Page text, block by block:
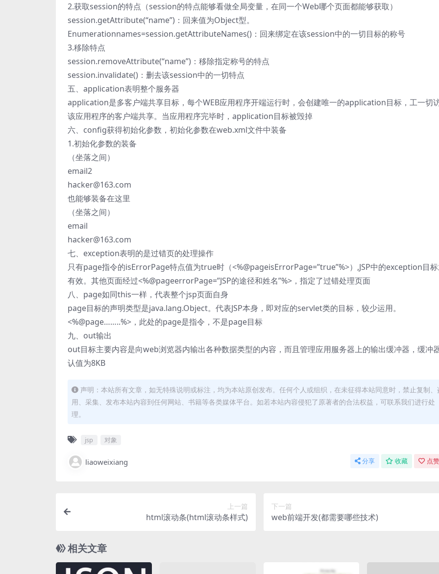
2.获取session的特点（session的特点能够看做全局变量，在同一个Web哪个页面都能够获取）
session.getAttribute(“name”)：回来值为Object型。
Enumerationnames=session.getAttributeNames()：回来绑定在该session中的一切目标的称号
3.移除特点
session.removeAttribute(“name”)：移除指定称号的特点
session.invalidate()：删去该session中的一切特点
五、application表明整个服务器
application是多客户端共享目标，每个WEB应用程序开端运行时，会创建唯一的application目标，工一切
该应用程序的客户端共享。当应用程序完毕时，application目标被毁掉
六、config获得初始化参数，初始化参数在web.xml文件中装备
1.初始化参数的装备
（坐落之间）
email2
hacker@163.com
也能够装备在这里
（坐落之间）
email
hacker@163.com
七、exception表明的是过错页的处理操作
只有page指令的isErrorPage特点值为true时（<%@pageisErrorPage=”true”%>）,JSP中的exception目
有效。其他页面经过<%@pageerrorPage=”JSP的途径和姓名”%>，指定了过错处理页面
八、page如同this一样，代表整个jsp页面自身
page目标的声明类型是java.lang.Object。代表JSP本身，即对应的servlet类的目标，较少运用。
<%@page……..%>，此处的page是指令，不是page目标
九、out输出
out目标主要内容是向web浏览器内输出各种数据类型的内容，而且管理应用服务器上的输出缓冲器，缓冲
认值为8KB
声明：本站所有文章，如无特殊说明或标注，均为本站原创发布。任何个人或组织，在未征得本站同意时，禁止复制、
用、采集、发布本站内容到任何网站、书籍等各类媒体平台。如若本站内容侵犯了原著者的合法权益，可联系我们进行处
理。
jsp 对象
liaoweixiang 分享 收藏 点
上一篇
html滚动条(html滚动条样式)
下一篇
web前端开发(都需要哪些技术)
相关文章